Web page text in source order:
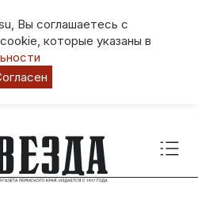
Вы соглашаетесь с
которые указаны в